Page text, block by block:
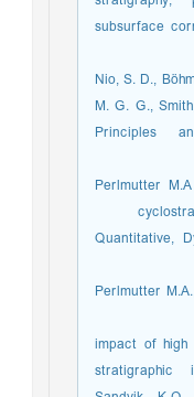
subsurface
[34] Nio, S. D.,
M. G. G.,
Principles
[35]
Quantitative,
[36] Perlmutter
impact of